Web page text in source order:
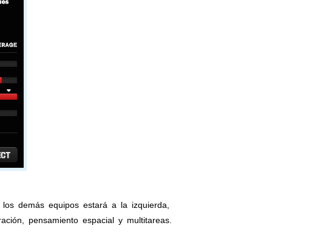
demás equipos estará a la izquierda,
pensamiento espacial y multitareas.